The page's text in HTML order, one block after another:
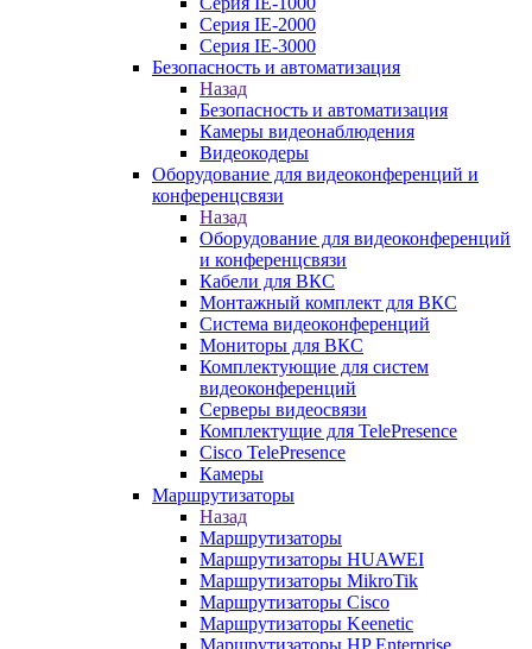
Серия IE-2000
Серия IE-3000
Безопасность и автоматизация
Назад
Безопасность и автоматизация
Камеры видеонаблюдения
Видеокодеры
Оборудование для видеоконференций и
конференцсвязи
Назад
Оборудование для видеоконференций
и конференцсвязи
Кабели для ВКС
Монтажный комплект для ВКС
Система видеоконференций
Мониторы для ВКС
Комплектующие для систем
видеоконференций
Серверы видеосвязи
Комплектущие для TelePresence
Cisco TelePresence
Камеры
Маршрутизаторы
Назад
Маршрутизаторы
Маршрутизаторы HUAWEI
Маршрутизаторы MikroTik
Маршрутизаторы Cisco
Маршрутизаторы Keenetic
Маршрутизаторы HP Enterprise